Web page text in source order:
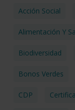
Acción Social
Alimentación Y
Biodiversidad
Bonos Verdes
CDP